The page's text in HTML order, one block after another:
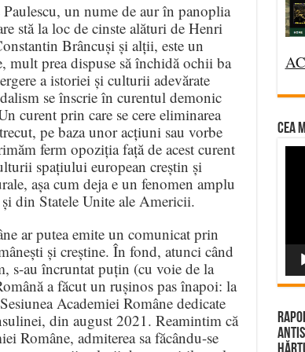
un nume de aur în panoplia
stă la loc de cinste alături de Henri
Brâncuși și alții, este un
prea dispuse să închidă ochii ba
a istoriei și culturii adevărate
se înscrie în curentul demonic
curent prin care se cere eliminarea
pe baza unor acțiuni sau vorbe
ferm opoziția față de acest curent
spațiului european creștin și
așa cum deja e un fenomen amplu
din Statele Unite ale Americii.
ar putea emite un comunicat prin
și creștine. În fond, atunci când
s-au încruntat puțin (cu voie de la
a făcut un rușinos pas înapoi: la
Academiei Române dedicate
din august 2021. Reamintim că
Române, admiterea sa făcându-se
CEA